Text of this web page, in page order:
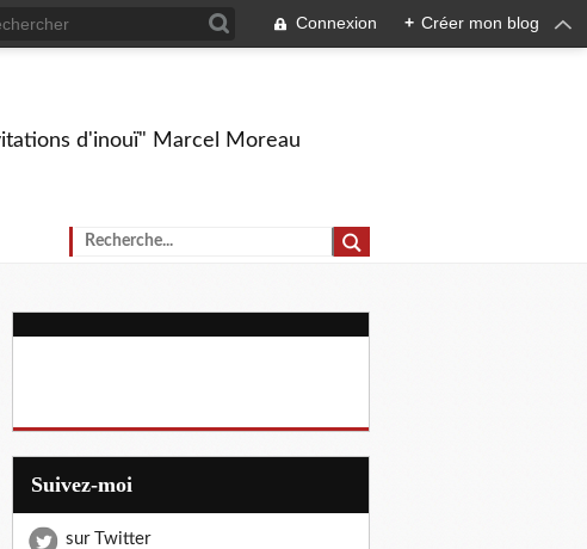
Connexion + Créer mon blog
d'inouï" Marcel Moreau
Suivez-moi
sur Twitter